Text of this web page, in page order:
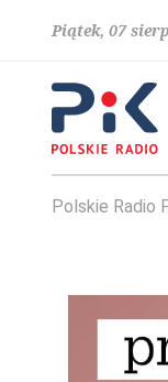
Piątek, 07
Polskie Radio